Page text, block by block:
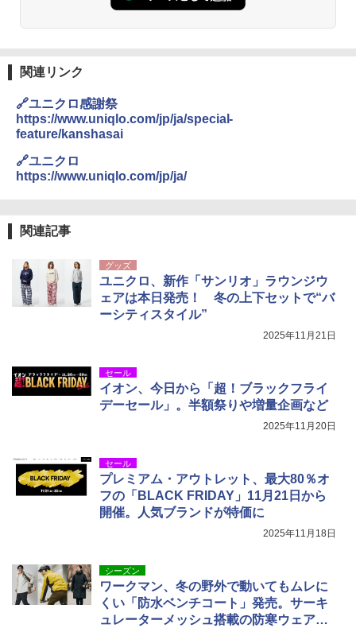
関連リンク
🔗ユニクロ感謝祭
https://www.uniqlo.com/jp/ja/special-
feature/kanshasai
🔗ユニクロ
https://www.uniqlo.com/jp/ja/
関連記事
グッズ
ユニクロ、新作「サンリオ」ラウンジウ
ェアは本日発売！ 冬の上下セットで“バ
ーシティスタイル”
2025年11月21日
セール
イオン、今日から「超！ブラックフライ
デーセール」。半額祭りや増量企画など
2025年11月20日
セール
プレミアム・アウトレット、最大80％オ
フの「BLACK FRIDAY」11月21日から
開催。人気ブランドが特価に
2025年11月18日
シーズン
ワークマン、冬の野外で動いてもムレに
くい「防水ベンチコート」発売。サーキ
ュレーターメッシュ搭載の防寒ウェア新